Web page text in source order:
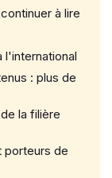
à lire
l'international
: plus de
la filière
porteurs de